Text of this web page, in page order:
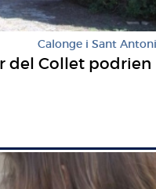
Calonge i Sant Antoni
del Collet podrien